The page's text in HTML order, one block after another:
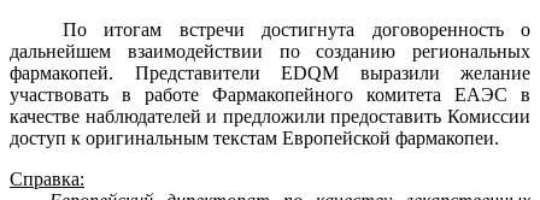
По итогам встречи достигнута договоренность о
дальнейшем взаимодействии по созданию региональных
фармакопей. Представители EDQM выразили желание
участвовать в работе Фармакопейного комитета ЕАЭС в
качестве наблюдателей и предложили предоставить Комиссии
доступ к оригинальным текстам Европейской фармакопеи.
Справка: